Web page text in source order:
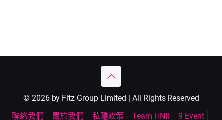
© 2026 by Fitz Group Limited | All Rights Reserved
聯絡我們
關於我們 私隱政策 Team HNR
9 Event